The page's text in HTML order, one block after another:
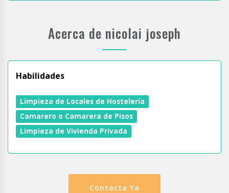
Acerca de nicolai joseph
Habilidades
Limpieza de Locales de Hostelería
Camarero o Camarera de Pisos
Limpieza de Vivienda Privada
Contacta Ya